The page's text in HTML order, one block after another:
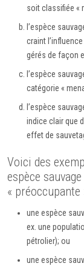
soit classifiée «
l’espèce
craint
gérés de façon
l’espèce
catégorie «
l’espèce
indice clair que
effet de
Voici des
espèce
« préoccupante
une espèce
ex. une
pétrolier); ou
une espèce